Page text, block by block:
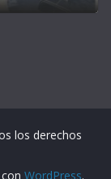
los derechos
WordPress.